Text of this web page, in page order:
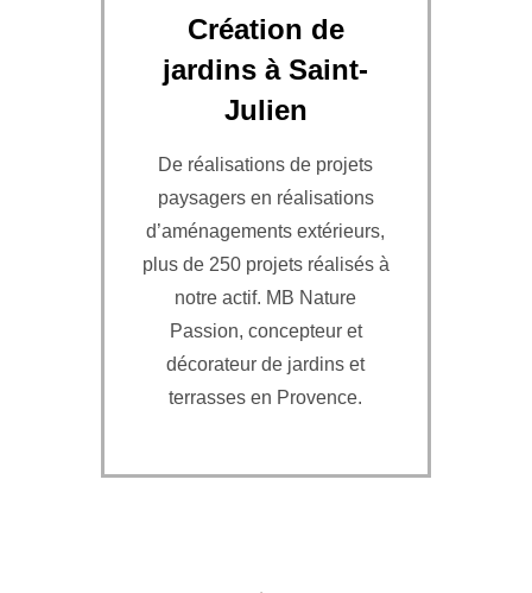
Création de
jardins à Saint-
Julien
De réalisations de projets
paysagers en réalisations
d’aménagements extérieurs,
plus de 250 projets réalisés à
notre actif. MB Nature
Passion, concepteur et
décorateur de jardins et
terrasses en Provence.